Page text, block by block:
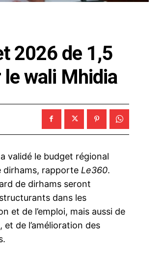
2026 de 1,5
wali Mhidia
validé le budget régional
dirhams, rapporte Le360.
de dirhams seront
dans les
et de l’emploi, mais aussi de
de l’amélioration des